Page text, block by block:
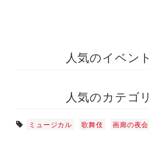
人気のイベント
人気のカテゴリ
ミュージカル 歌舞伎 画廊の夜会